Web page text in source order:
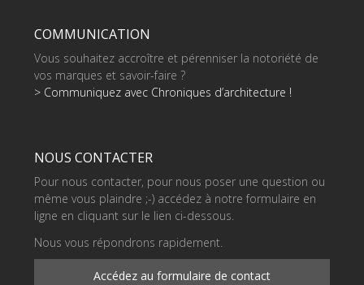
COMMUNICATION
Vous souhaitez accroître et pérenniser la notoriété de
vos marques et savoir-faire ?
> Communiquez avec Chroniques d’architecture !
NOUS CONTACTER
Pour nous contacter, pour nous poser une question ou
même vous plaindre ;-) accédez à notre formulaire en
ligne en cliquant sur le lien ci-dessous.
Nous vous répondrons rapidement.
Accédez au formulaire de contact